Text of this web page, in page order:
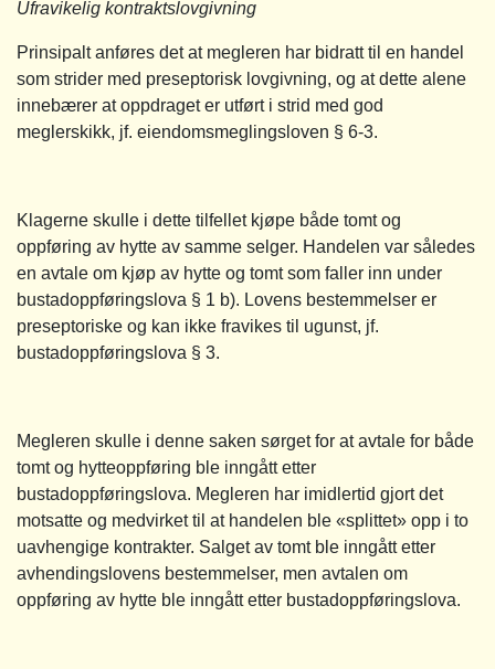
Ufravikelig kontraktslovgivning
Prinsipalt anføres det at megleren har bidratt til en handel
som strider med preseptorisk lovgivning, og at dette alene
innebærer at oppdraget er utført i strid med god
meglerskikk, jf. eiendomsmeglingsloven § 6-3.
Klagerne skulle i dette tilfellet kjøpe både tomt og
oppføring av hytte av samme selger. Handelen var således
en avtale om kjøp av hytte og tomt som faller inn under
bustadoppføringslova § 1 b). Lovens bestemmelser er
preseptoriske og kan ikke fravikes til ugunst, jf.
bustadoppføringslova § 3.
Megleren skulle i denne saken sørget for at avtale for både
tomt og hytteoppføring ble inngått etter
bustadoppføringslova. Megleren har imidlertid gjort det
motsatte og medvirket til at handelen ble «splittet» opp i to
uavhengige kontrakter. Salget av tomt ble inngått etter
avhendingslovens bestemmelser, men avtalen om
oppføring av hytte ble inngått etter bustadoppføringslova.